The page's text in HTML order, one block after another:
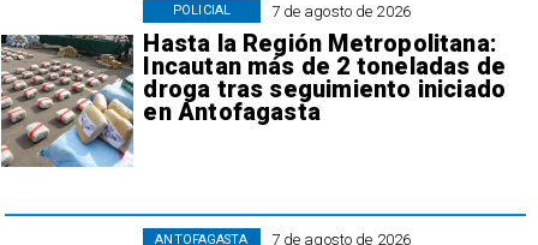
7 de agosto de 2026
Hasta la Región Metropolitana:
Incautan más de 2 toneladas de
droga tras seguimiento iniciado
en Antofagasta
POLICIAL
7 de agosto de 2026
ANTOFAGASTA